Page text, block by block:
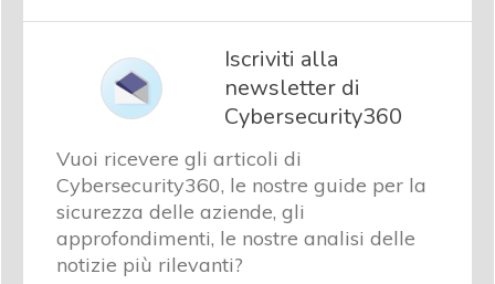
Iscriviti alla
newsletter di
Cybersecurity360
Vuoi ricevere gli articoli di
Cybersecurity360, le nostre guide per la
sicurezza delle aziende, gli
approfondimenti, le nostre analisi delle
notizie più rilevanti?